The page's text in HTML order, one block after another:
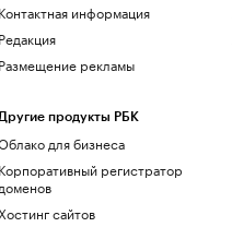
Контактная информация
Редакция
Размещение рекламы
Другие продукты РБК
для бизнеса
Корпоративный регистратор
доменов
Хостинг сайтов